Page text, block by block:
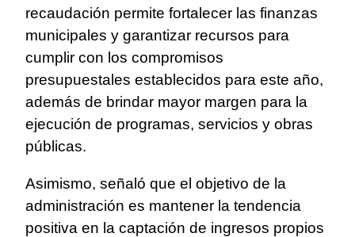
recaudación permite fortalecer las finanzas
municipales y garantizar recursos para
cumplir con los compromisos
presupuestales establecidos para este año,
además de brindar mayor margen para la
ejecución de programas, servicios y obras
públicas.
Asimismo, señaló que el objetivo de la
administración es mantener la tendencia
positiva en la captación de ingresos propios